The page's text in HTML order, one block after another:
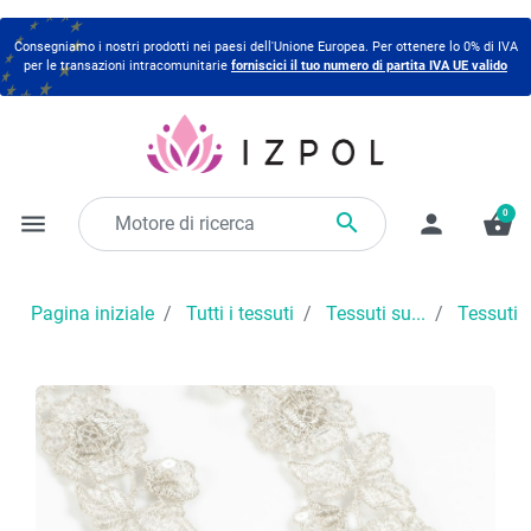
Consegniamo i nostri prodotti nei paesi dell'Unione Europea. Per ottenere lo 0% di IVA
per le transazioni intracomunitarie forniscici il tuo numero di partita IVA UE valido
menu  person shopping_basket
0
Pagina iniziale Tutti i tessuti Tessuti su... Tessuti